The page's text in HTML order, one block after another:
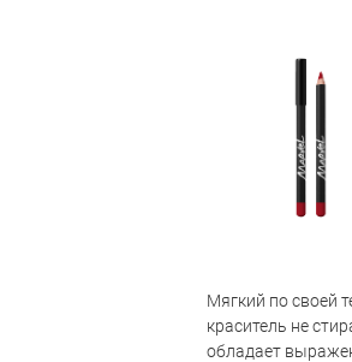
Мягкий по своей
краситель не
обладает